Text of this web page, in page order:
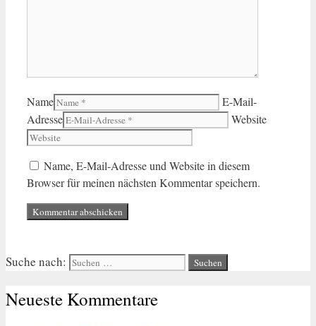
Name
E-Mail-
Adresse
Website
Name, E-Mail-Adresse und Website in diesem
Browser für meinen nächsten Kommentar speichern.
Suche nach:
Neueste Kommentare